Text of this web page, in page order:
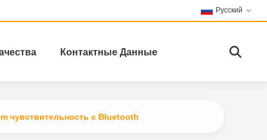
Русский
Контактные Данные
чувствительность с Bluetooth